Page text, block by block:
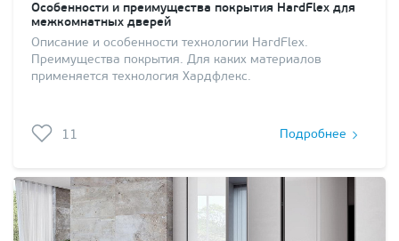
Особенности и преимущества покрытия HardFlex для
межкомнатных дверей
Описание и особенности технологии HardFlex.
Преимущества покрытия. Для каких материалов
применяется технология Хардфлекс.
11 Подробнее